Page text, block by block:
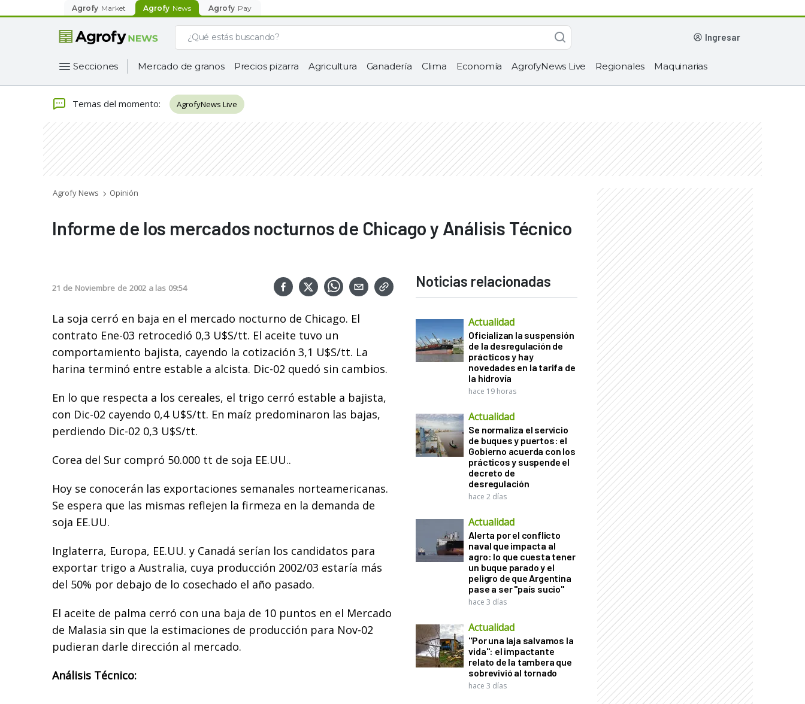
Agrofy Market Agrofy News Agrofy Pay
ingresar
Secciones Mercado de granos Precios pizarra Agricultura Ganadería Clima Economía AgrofyNews Live Regionales Maquinarias
Temas del momento: AgrofyNews Live
Agrofy News Opinión
Informe de los mercados nocturnos de Chicago y Análisis Técnico
21 de Noviembre de 2002 a las 09:54
La soja cerró en baja en el mercado nocturno de Chicago. El
contrato Ene-03 retrocedió 0,3 U$S/tt. El aceite tuvo un
comportamiento bajista, cayendo la cotización 3,1 U$S/tt. La
harina terminó entre estable a alcista. Dic-02 quedó sin cambios.
En lo que respecta a los cereales, el trigo cerró estable a bajista,
con Dic-02 cayendo 0,4 U$S/tt. En maíz predominaron las bajas,
perdiendo Dic-02 0,3 U$S/tt.
Corea del Sur compró 50.000 tt de soja EE.UU..
Hoy se conocerán las exportaciones semanales norteamericanas.
Se espera que las mismas reflejen la firmeza en la demanda de
soja EE.UU.
Inglaterra, Europa, EE.UU. y Canadá serían los candidatos para
exportar trigo a Australia, cuya producción 2002/03 estaría más
del 50% por debajo de lo cosechado el año pasado.
El aceite de palma cerró con una baja de 10 puntos en el Mercado
de Malasia sin que la estimaciones de producción para Nov-02
pudieran darle dirección al mercado.
Análisis Técnico:
Noticias relacionadas
Actualidad
Oficializan la suspensión
de la desregulación de
prácticos y hay
novedades en la tarifa de
la hidrovía
hace 19 horas
Actualidad
Se normaliza el servicio
de buques y puertos: el
Gobierno acuerda con los
prácticos y suspende el
decreto de
desregulación
hace 2 días
Actualidad
Alerta por el conflicto
naval que impacta al
agro: lo que cuesta tener
un buque parado y el
peligro de que Argentina
pase a ser "país sucio"
hace 3 días
Actualidad
"Por una laja salvamos la
vida": el impactante
relato de la tambera que
sobrevivió al tornado
hace 3 días